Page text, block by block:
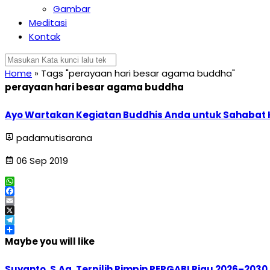
Gambar
Meditasi
Kontak
Home » Tags "perayaan hari besar agama buddha"
perayaan hari besar agama buddha
Ayo Wartakan Kegiatan Buddhis Anda untuk Sahabat
padamutisarana
06 Sep 2019
WhatsApp
Facebook
Email
X
Telegram
Share
Maybe you will like